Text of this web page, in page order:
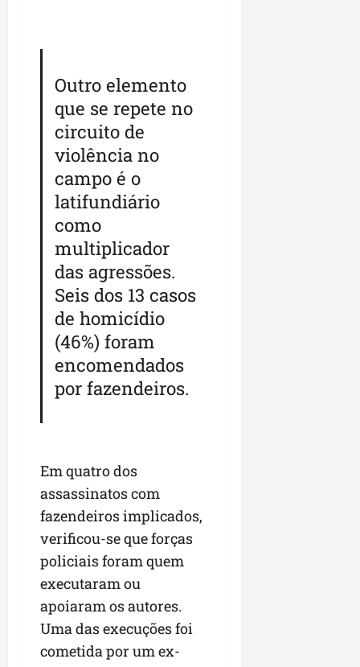
Outro elemento
que se repete no
circuito de
violência no
campo é o
latifundiário
como
multiplicador
das agressões.
Seis dos 13 casos
de homicídio
(46%) foram
encomendados
por fazendeiros.
Em quatro dos
assassinatos com
fazendeiros implicados,
verificou-se que forças
policiais foram quem
executaram ou
apoiaram os autores.
Uma das execuções foi
cometida por um ex-